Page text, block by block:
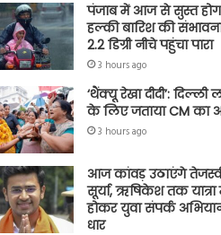
पंजाब में आज से सुस्त
हल्की बारिश की
2.2 डिग्री नीचे पहुंचा पारा
3 hours ago
‘थैंक्यू रेखा दीदी’: दिल्ली
के लिए जताया CM का
3 hours ago
आज कांवड़ उठाएंगे
सूर्या, ऋषिकेश तक
होकर युवा संपर्क
धार